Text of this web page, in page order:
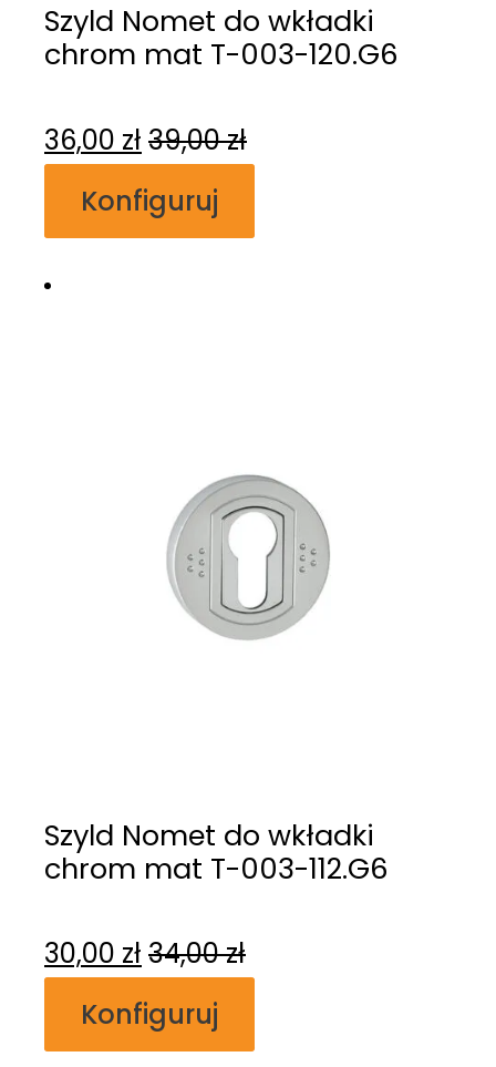
Szyld Nomet do wkładki
chrom mat T-003-120.G6
36,00 zł 39,00zł
Konfiguruj
Szyld Nomet do wkładki
chrom mat T-003-112.G6
30,00 zł 34,00zł
Konfiguruj